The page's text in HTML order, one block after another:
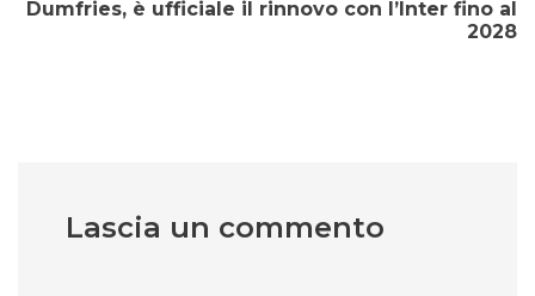
Dumfries, è ufficiale il rinnovo con l’Inter fino al
2028
Lascia un commento